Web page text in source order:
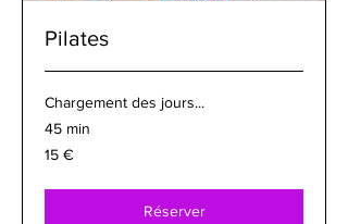
Pilates
Chargement des jours...
45 min
15
euros
15 €
Réserver